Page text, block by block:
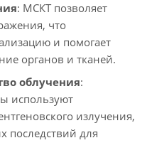
: МСКТ позволяет
что
и помогает
органов и тканей.
облучения:
используют
излучения,
последствий для